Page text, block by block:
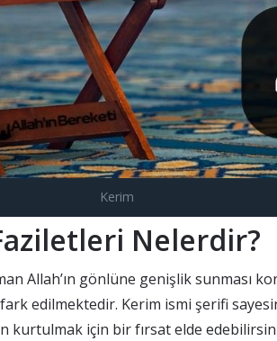
Kerim
Nelerdir?
Allah’ın gönlüne genişlik sunması
edilmektedir. Kerim ismi şerifi
kurtulmak için bir fırsat elde